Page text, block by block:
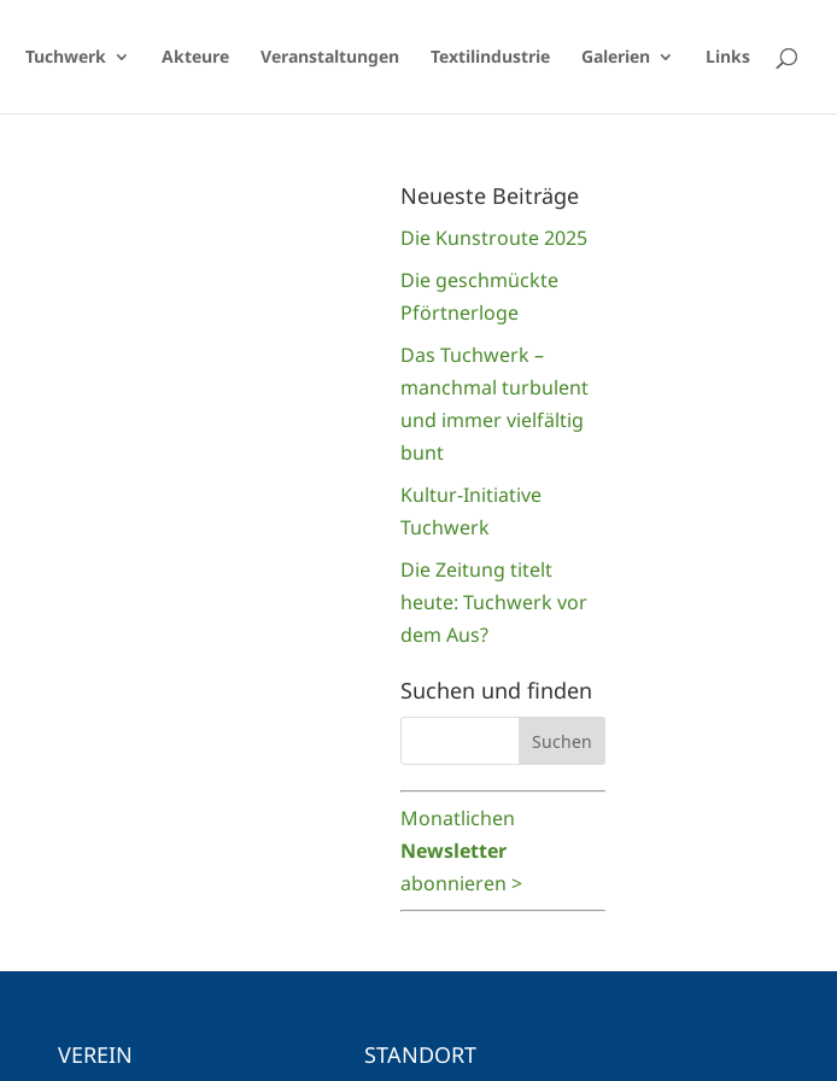
Tuchwerk Akteure Veranstaltungen Textilindustrie Galerien Links
Neueste Beiträge
Die Kunstroute 2025
Die geschmückte
Pförtnerloge
Das Tuchwerk –
manchmal turbulent
und immer vielfältig
bunt
Kultur-Initiative
Tuchwerk
Die Zeitung titelt
heute: Tuchwerk vor
dem Aus?
Suchen und finden
Monatlichen
Newsletter
abonnieren >
VEREIN STANDORT